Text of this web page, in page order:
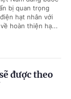
bị quan trọng
hạt nhân với
hoàn thiện hạ...
được theo